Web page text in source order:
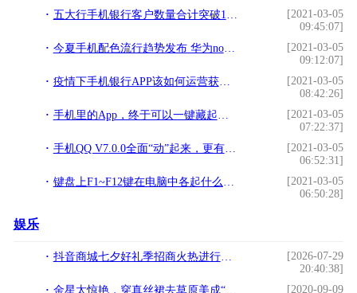
五大行手机银行客户数量合计突破10亿户!
[2021-03-05
09:45:07]
今夏手机配色流行趋势发布 华为nova 3樱草金再造爆款!
[2021-03-05
09:12:07]
疫情下手机银行APP该如何运营获客和活客？!
[2021-03-05
08:42:26]
手机里的App，终于可以一键藏起来了！!
[2021-03-05
07:22:37]
手机QQ V7.0.0全面“动”起来，更有趣的社交时代来临！!
[2021-03-05
06:52:31]
键盘上F1~F12键在电脑中各起什么作用，你都会用吗？!
[2021-03-05
06:50:28]
娱乐
抖音商城七夕好礼季招商火热进行中，爆单攻略轻松解锁！
[2026-07-29
20:40:38]
金星太惊艳，穿真丝裙去草原美成“上海贵妇”，罕见红唇让人心动
[2020-09-09